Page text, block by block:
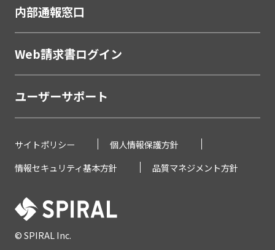
学校・教育
学校・教育機関
メーカー・製造
販売代理店営業支援システム
研究助成金公募管理システム
薬剤Web講習システム
不動産
不動産
滞納通知システム
サイトポリシー
個人情報保護方針
情報セキュリティ基本方針
品質マネジメント方針
© SPIRAL Inc.
内部通報窓口
Web請求書ログイン
ユーザーサポート